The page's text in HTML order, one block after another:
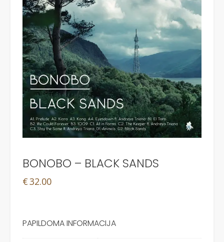
BONOBO – BLACK SANDS
€32.00
PAPILDOMA INFORMACIJA